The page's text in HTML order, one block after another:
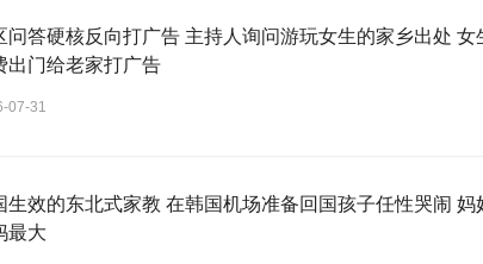
问答硬核反向打广告 主持人询问游玩女生的家乡出处
出门给老家打广告
07-31
生效的东北式家教 在韩国机场准备回国孩子任性哭闹
最大